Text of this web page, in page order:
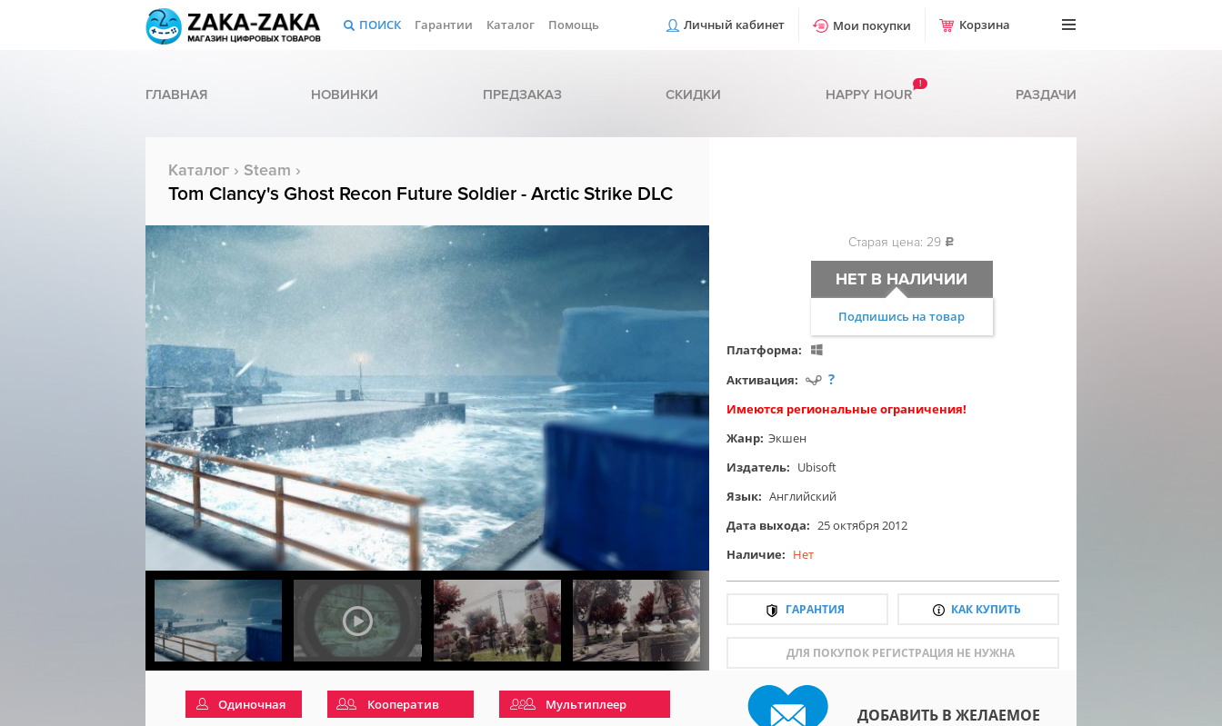
ПОИСК Гарантии Каталог Помощь Личный кабинет Мои покупки Корзина
ГЛАВНАЯ НОВИНКИ ПРЕДЗАКАЗ СКИДКИ HAPPY HOUR
!
РАЗДАЧИ
Каталог › Steam ›
Tom Clancy's Ghost Recon Future Soldier - Arctic Strike DLC
Старая цена: 29 c
НЕТ В НАЛИЧИИ
Подпишись на товар
Платформа:
Активация:
?
Имеются региональные ограничения!
Жанр: Экшен
Издатель: Ubisoft
Язык: Английский
Дата выхода: 25 октября 2012
Наличие: Нет
ГАРАНТИЯ КАК КУПИТЬ
ДЛЯ ПОКУПОК РЕГИСТРАЦИЯ НЕ НУЖНА
Одиночная Кооператив Мультиплеер
ДОБАВИТЬ В ЖЕЛАЕМОЕ